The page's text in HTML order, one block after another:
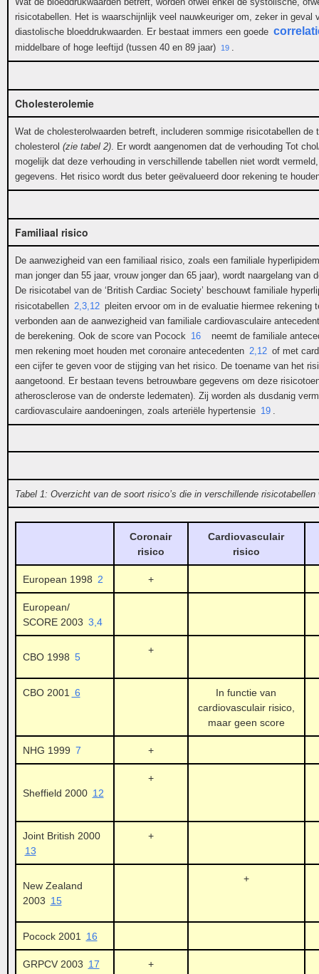
risicotabellen. Het is waarschijnlijk veel nauwkeuriger om, zeker in
diastolische bloeddrukwaarden. Er bestaat immers een goede
middelbare of hoge leeftijd (tussen 40 en 89 jaar) 19 .
Cholesterolemie
Wat de cholesterolwaarden betreft, includeren sommige risicotabellen
cholesterol (zie tabel 2). Er wordt aangenomen dat de verhouding Tot
mogelijk dat deze verhouding in verschillende tabellen niet wordt
gegevens. Het risico wordt dus beter geëvalueerd door rekening te
Familiaal risico
De aanwezigheid van een familiaal risico, zoals een familiale
man jonger dan 55 jaar, vrouw jonger dan 65 jaar), wordt naargelang
De risicotabel van de ‘British Cardiac Society’ beschouwt familiale
risicotabellen 2,3,12 pleiten ervoor om in de evaluatie hiermee
verbonden aan de aanwezigheid van familiale cardiovasculaire
de berekening. Ook de score van Pocock 16
neemt de familiale
men rekening moet houden met coronaire antecedenten 2,12 of met
een cijfer te geven voor de stijging van het risico. De toename van het
aangetoond. Er bestaan tevens betrouwbare gegevens om deze
atherosclerose van de onderste ledematen). Zij worden als dusdanig
cardiovasculaire aandoeningen, zoals arteriële hypertensie 19 .
Tabel 1: Overzicht van de soort risico’s die in verschillende risicotabellen
Coronair
risico
Cardiovasculair
risico
European 1998 2 +
European/
SCORE 2003 3,4
CBO 1998 5
+
CBO 2001 6
In functie van
cardiovasculair risico,
maar geen score
NHG 1999 7 +
Sheffield 2000 12
+
Joint British 2000
13
+
New Zealand
2003 15
+
Pocock 2001 16
GRPCV 2003 17 +